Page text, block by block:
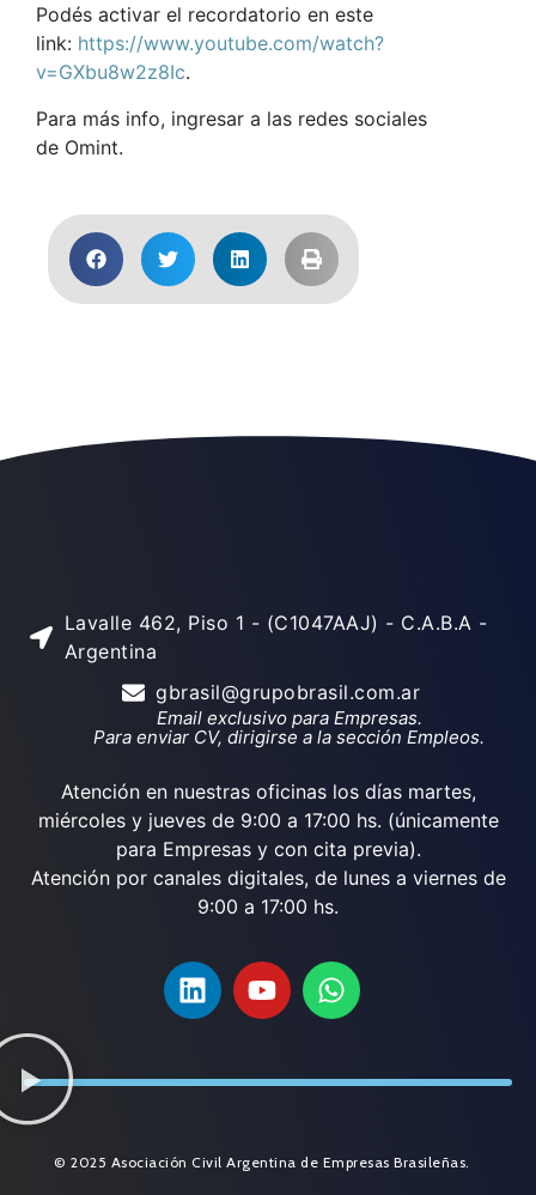
Podés activar el recordatorio en este
link: https://www.youtube.com/watch?
v=GXbu8w2z8Ic.
Para más info, ingresar a las redes sociales
de Omint.
Lavalle 462, Piso 1 - (C1047AAJ) - C.A.B.A -
Argentina
gbrasil@grupobrasil.com.ar
Email exclusivo para Empresas.
Para enviar CV, dirigirse a la sección Empleos.
Atención en nuestras oficinas los días martes,
miércoles y jueves de 9:00 a 17:00 hs. (únicamente
para Empresas y con cita previa).
Atención por canales digitales, de lunes a viernes de
9:00 a 17:00 hs.
© 2025 Asociación Civil Argentina de Empresas Brasileñas.